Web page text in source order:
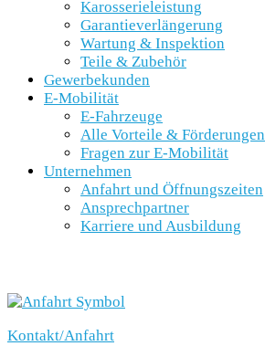
Karosserieleistung
Garantieverlängerung
Wartung & Inspektion
Teile & Zubehör
Gewerbekunden
E-Mobilität
E-Fahrzeuge
Alle Vorteile & Förderungen
Fragen zur E-Mobilität
Unternehmen
Anfahrt und Öffnungszeiten
Ansprechpartner
Karriere und Ausbildung
Kontakt/Anfahrt